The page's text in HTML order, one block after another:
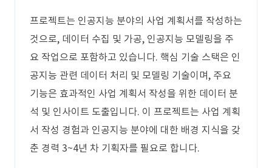
프로젝트는 인공지능 분야의 사업 계획서를 작성하는
것으로, 데이터 수집 및 가공, 인공지능 모델링을 주
요 작업으로 포함하고 있습니다. 핵심 기술 스택은 인
공지능 관련 데이터 처리 및 모델링 기술이며, 주요
기능은 효과적인 사업 계획서 작성을 위한 데이터 분
석 및 인사이트 도출입니다. 이 프로젝트는 사업 계획
서 작성 경험과 인공지능 분야에 대한 배경 지식을 갖
춘 경력 3~4년 차 기획자를 필요로 합니다.